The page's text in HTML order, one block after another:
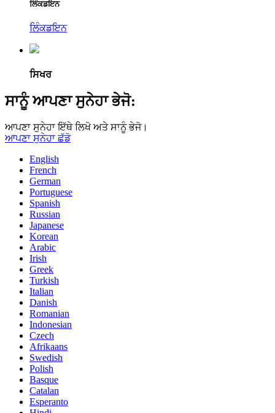
ਲਿੰਕਡਇਨ
ਲਿੰਕਡਇਨ
ਸਿਖਰ
ਸਾਨੂੰ ਆਪਣਾ ਸੁਨੇਹਾ ਭੇਜੋ:
ਆਪਣਾ ਸੁਨੇਹਾ ਇੱਥੇ ਲਿਖੋ ਅਤੇ ਸਾਨੂੰ ਭੇਜੋ।
ਆਪਣਾ ਸੁਨੇਹਾ ਛੱਡੋ
English
French
German
Portuguese
Spanish
Russian
Japanese
Korean
Arabic
Irish
Greek
Turkish
Italian
Danish
Romanian
Indonesian
Czech
Afrikaans
Swedish
Polish
Basque
Catalan
Esperanto